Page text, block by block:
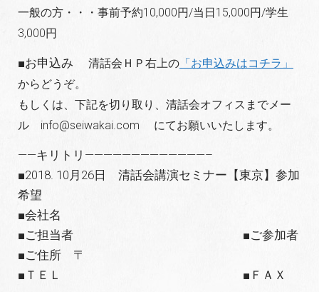
一般の方・・・事前予約10,000円/当日15,000円/学生
3,000円
■お申込み 清話会ＨＰ右上の 「お申込みはコチラ」
からどうぞ。
もしくは、下記を切り取り、清話会オフィスまでメー
ル info@seiwakai.com にてお願いいたします。
——キリトリ—————————————–
■2018. 10月26日 清話会講演セミナー【東京】参加
希望
■会社名
■ご担当者 ■ご参加者
■ご住所 〒
■ＴＥＬ ■ＦＡＸ